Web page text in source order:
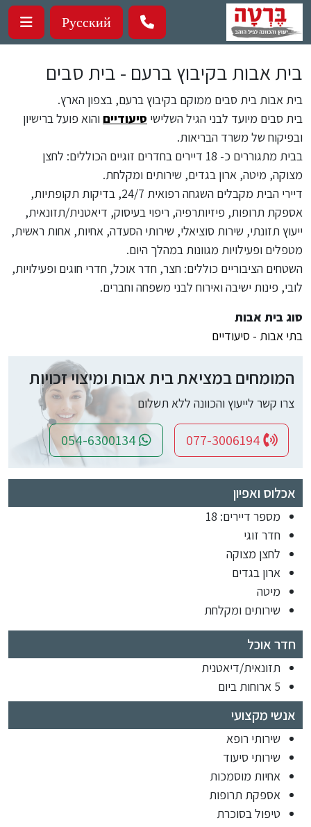
דילוג לתוכן העיקרי
Русский
בית אבות בקיבוץ ברעם - בית סבים
בית אבות בית סבים ממוקם בקיבוץ ברעם, בצפון הארץ.
בית סבים מיועד לבני הגיל השלישי סיעודייםוהוא פועל ברישיון
ובפיקוח של משרד הבריאות.
בבית מתגוררים כ- 18 דיירים בחדרים זוגיים הכוללים: לחצן
מצוקה, מיטה, ארון בגדים, שירותים ומקלחת.
דיירי הבית מקבלים השגחה רפואית 24/7, בדיקות תקופתיות,
אספקת תרופות, פיזיותרפיה, ריפוי בעיסוק, דיאטנית/תזונאית,
ייעוץ תזונתי, שירות סוציאלי, שירותי הסעדה, אחיות, אחות ראשית,
מטפלים ופעילויות מגוונות במהלך היום.
השטחים הציבוריים כוללים: חצר, חדר אוכל, חדרי חוגים ופעילויות,
לובי, פינות ישיבה ואירוח לבני משפחה וחברים.
סוג בית אבות
בתי אבות - סיעודיים
המומחים במציאת בית אבות ומיצוי זכויות
צרו קשר לייעוץ והכוונה ללא תשלום
אכלוס ואפיון
מספר דיירים: 18
חדר זוגי
לחצן מצוקה
ארון בגדים
מיטה
שירותים ומקלחת
חדר אוכל
תזונאית/דיאטנית
5 ארוחות ביום
אנשי מקצועי
שירותי רופא
שירותי סיעוד
אחיות מוסמכות
אספקת תרופות
טיפול בסוכרת